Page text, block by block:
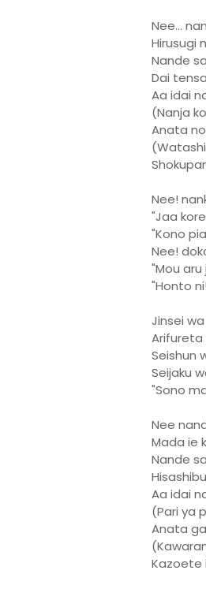
Nee...
Hirusugi
Nande
Dai
Aa idai
(Nanja
Anata
Nee!
"Jaa
"Kono
Nee!
"Mou aru
"Honto
Jinsei
Arifureta
Seishun
Seijaku
"Sono
Nee
Mada ie
Nande
Aa idai
(Pari ya
Anata
Kazoete